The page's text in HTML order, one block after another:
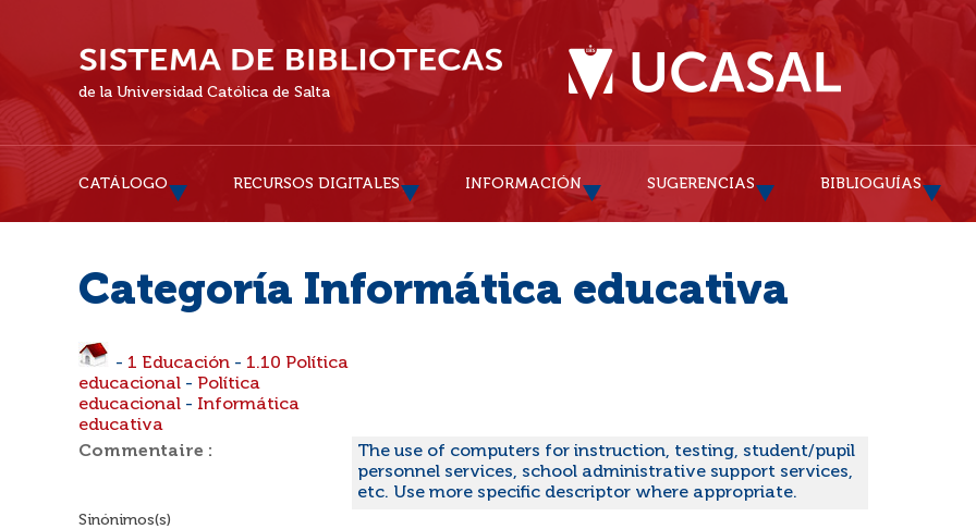
de la Universidad Católica de Salta
CATÁLOGO RECURSOS DIGITALES INFORMACIÓN SUGERENCIAS BIBLIOGUÍAS
Categoría Informática educativa
- 1 Educación - 1.10 Política
educacional - Política
educacional - Informática
educativa
Commentaire :
The use of computers for instruction, testing, student/pupil
personnel services, school administrative support services,
etc. Use more specific descriptor where appropriate.
Sinónimos(s)